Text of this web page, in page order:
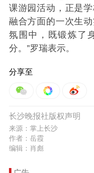
课游园活动，正是
融合方面的一次生
氛围中，既锻炼了
分。”罗瑞表示。
分享至
长沙晚报社版权声明
来源：掌上长沙
作者：岳霞
编辑：肖彪